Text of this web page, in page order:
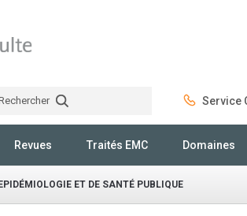
Service
Revues Traités EMC Domaines
ET DE SANTÉ PUBLIQUE